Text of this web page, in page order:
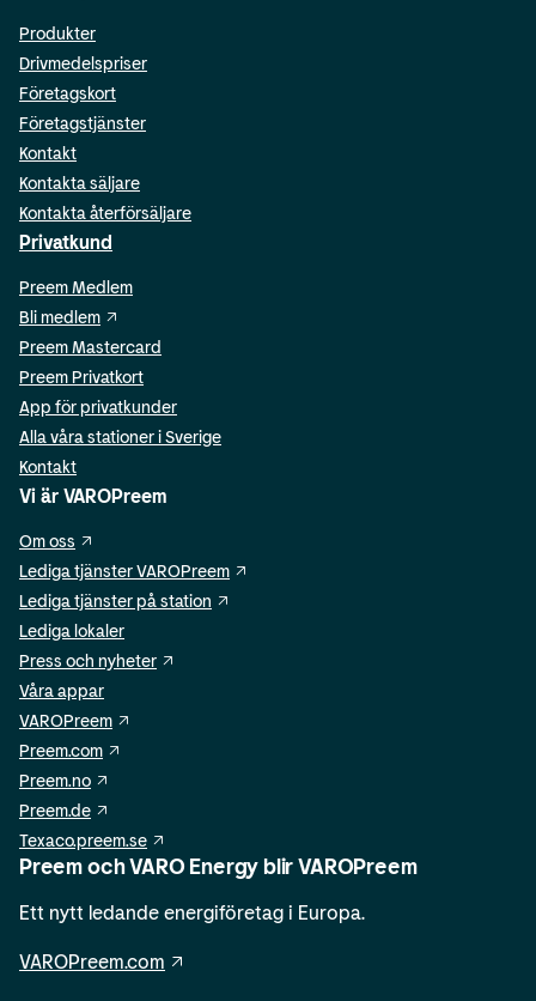
Produkter
Drivmedelspriser
Företagskort
Företagstjänster
Kontakt
Kontakta säljare
Kontakta återförsäljare
Privatkund
Preem Medlem
Bli medlem
Preem Mastercard
Preem Privatkort
App för privatkunder
Alla våra stationer i Sverige
Kontakt
Vi är VAROPreem
Om oss
Lediga tjänster VAROPreem
Lediga tjänster på station
Lediga lokaler
Press och nyheter
Våra appar
VAROPreem
Preem.com
Preem.no
Preem.de
Texaco.preem.se
Preem och VARO Energy blir VAROPreem
Ett nytt ledande energiföretag i Europa.
VAROPreem.com